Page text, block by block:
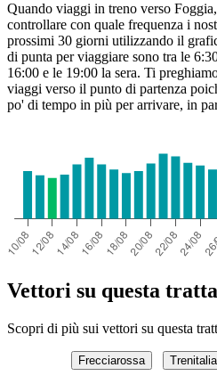
Quando viaggi in treno verso
controllare con quale frequenza i
prossimi 30 giorni utilizzando il
di punta per viaggiare sono tra le
16:00 e le 19:00 la sera. Ti
viaggi verso il punto di partenza
po' di tempo in più per arrivare, in
Vettori su questa tratta
Scopri di più sui vettori su questa
Frecciarossa Trenitalia